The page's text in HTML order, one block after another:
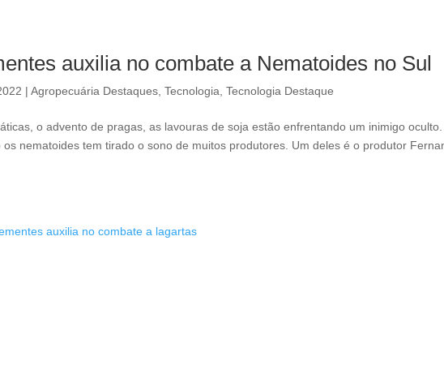
auxilia no combate a Nematoides no Sul
|Agropecuária Destaques,Tecnologia,Tecnologia Destaque
o advento de pragas, as lavouras de soja estão enfrentando um inimigo oculto.
nematoides tem tirado o sono de muitos produtores. Um deles é o produtor